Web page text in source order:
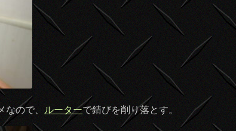
ので、 ルーターで錆びを削り落とす。